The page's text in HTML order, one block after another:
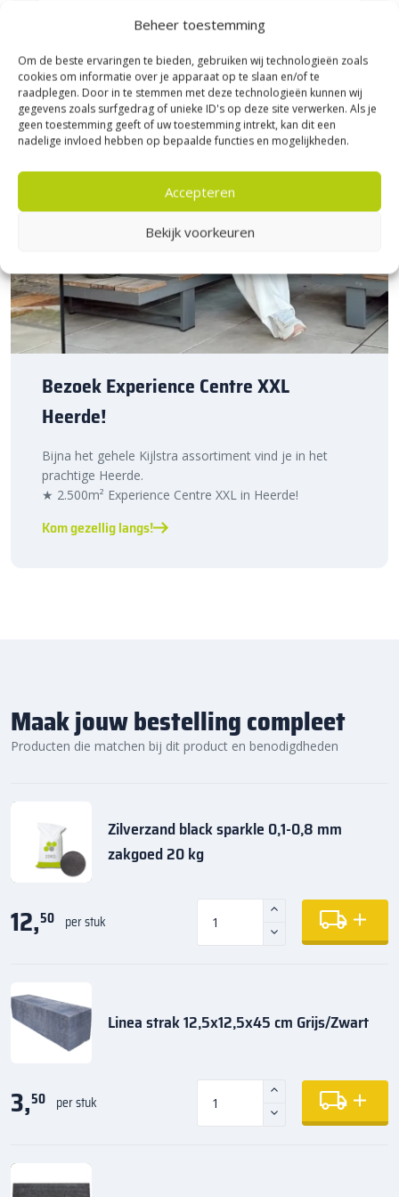
Beheer toestemming
Om de beste ervaringen te bieden, gebruiken wij technologieën zoals
cookies om informatie over je apparaat op te slaan en/of te
raadplegen. Door in te stemmen met deze technologieën kunnen wij
gegevens zoals surfgedrag of unieke ID's op deze site verwerken. Als je
geen toestemming geeft of uw toestemming intrekt, kan dit een
nadelige invloed hebben op bepaalde functies en mogelijkheden.
Accepteren
Bekijk voorkeuren
voordelige prijs van Stonique trommel waalformaat bij
Bezoek Experience Centre XXL
Heerde!
Bijna het gehele Kijlstra assortiment vind je in het
prachtige Heerde.
★ 2.500m² Experience Centre XXL in Heerde!
Kom gezellig langs!
Maak jouw bestelling compleet
Producten die matchen bij dit product en benodigdheden
Zilverzand black sparkle 0,1-0,8 mm
zakgoed 20 kg
12,50 per stuk
Linea strak 12,5x12,5x45 cm Grijs/Zwart
3,50 per stuk